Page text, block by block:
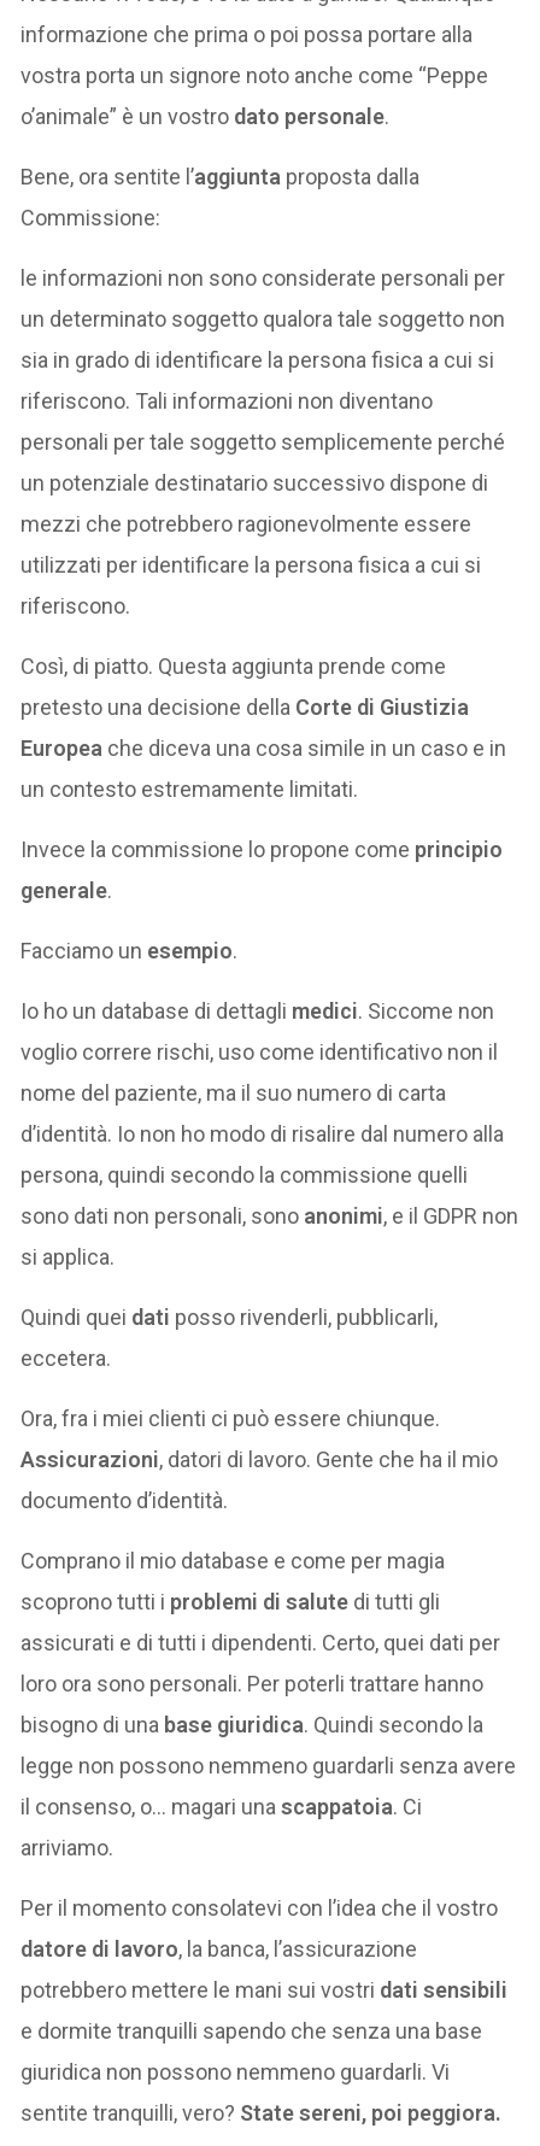
informazione che prima o poi possa portare alla
vostra porta un signore noto anche come “Peppe
o’animale” è un vostro dato personale.
Bene, ora sentite l’aggiunta proposta dalla
Commissione:
le informazioni non sono considerate personali per
un determinato soggetto qualora tale soggetto non
sia in grado di identificare la persona fisica a cui si
riferiscono. Tali informazioni non diventano
personali per tale soggetto semplicemente perché
un potenziale destinatario successivo dispone di
mezzi che potrebbero ragionevolmente essere
utilizzati per identificare la persona fisica a cui si
riferiscono.
Così, di piatto. Questa aggiunta prende come
pretesto una decisione della Corte di Giustizia
Europea che diceva una cosa simile in un caso e in
un contesto estremamente limitati.
Invece la commissione lo propone come principio
generale.
Facciamo un esempio.
Io ho un database di dettagli medici. Siccome non
voglio correre rischi, uso come identificativo non il
nome del paziente, ma il suo numero di carta
d’identità. Io non ho modo di risalire dal numero alla
persona, quindi secondo la commissione quelli
sono dati non personali, sono anonimi, e il GDPR non
si applica.
Quindi quei dati posso rivenderli, pubblicarli,
eccetera.
Ora, fra i miei clienti ci può essere chiunque.
Assicurazioni, datori di lavoro. Gente che ha il mio
documento d’identità.
Comprano il mio database e come per magia
scoprono tutti i problemi di salute di tutti gli
assicurati e di tutti i dipendenti. Certo, quei dati per
loro ora sono personali. Per poterli trattare hanno
bisogno di una base giuridica. Quindi secondo la
legge non possono nemmeno guardarli senza avere
il consenso, o… magari unascappatoia. Ci
arriviamo.
Per il momento consolatevi con l’idea che il vostro
datore di lavoro, la banca, l’assicurazione
potrebbero mettere le mani sui vostri dati sensibili
e dormite tranquilli sapendo che senza una base
giuridica non possono nemmeno guardarli. Vi
sentite tranquilli, vero? State sereni, poi peggiora.